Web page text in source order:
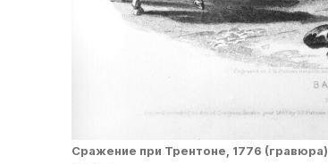
Сражение при Трентоне, 1776 (гравюра)